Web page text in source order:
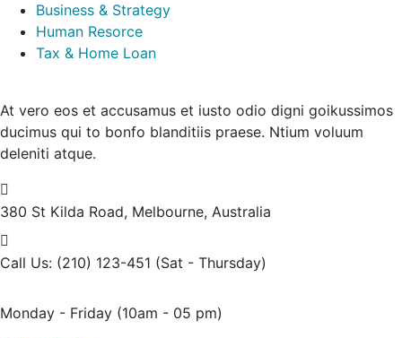
Business & Strategy
Human Resorce
Tax & Home Loan
At vero eos et accusamus et iusto odio digni goikussimos
ducimus qui to bonfo blanditiis praese. Ntium voluum
deleniti atque.
380 St Kilda Road, Melbourne, Australia
Call Us: (210) 123-451 (Sat - Thursday)
Monday - Friday (10am - 05 pm)